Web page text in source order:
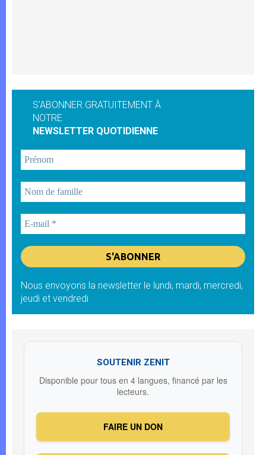
S'ABONNER GRATUITEMENT À
NOTRE
NEWSLETTER QUOTIDIENNE
Nous envoyons la newsletter le lundi, mardi, mercredi,
jeudi et vendredi
SOUTENIR ZENIT
Disponible pour tous en 4 langues, financé par les
lecteurs.
FAIRE UN DON